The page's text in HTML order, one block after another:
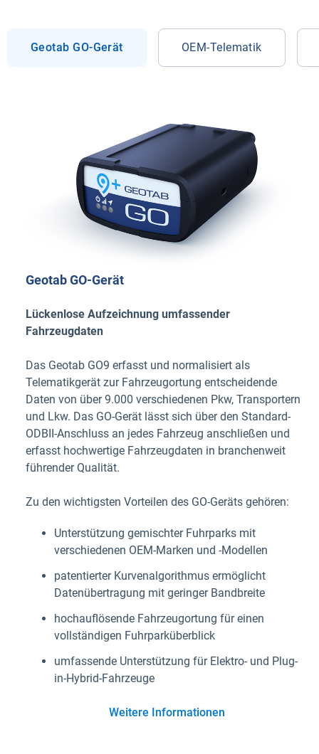
Geotab GO-Gerät OEM-Telematik
Geotab GO-Gerät
Lückenlose Aufzeichnung umfassender
Fahrzeugdaten
Das Geotab GO9 erfasst und normalisiert als
Telematikgerät zur Fahrzeugortung entscheidende
Daten von über 9.000 verschiedenen Pkw, Transportern
und Lkw. Das GO-Gerät lässt sich über den Standard-
ODBII-Anschluss an jedes Fahrzeug anschließen und
erfasst hochwertige Fahrzeugdaten in branchenweit
führender Qualität.
Zu den wichtigsten Vorteilen des GO-Geräts gehören:
Unterstützung gemischter Fuhrparks mit
verschiedenen OEM-Marken und -Modellen
patentierter Kurvenalgorithmus ermöglicht
Datenübertragung mit geringer Bandbreite
hochauflösende Fahrzeugortung für einen
vollständigen Fuhrparküberblick
umfassende Unterstützung für Elektro- und Plug-
in-Hybrid-Fahrzeuge
Weitere Informationen